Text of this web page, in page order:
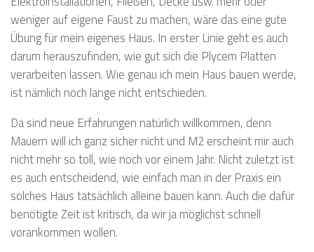
weniger auf eigene Faust zu machen, wäre das eine gute
Übung für mein eigenes Haus. In erster Linie geht es auch
darum herauszufinden, wie gut sich die Plycem Platten
verarbeiten lassen. Wie genau ich mein Haus bauen werde,
ist nämlich noch lange nicht entschieden.
Da sind neue Erfahrungen natürlich willkommen, denn
Mauern will ich ganz sicher nicht und M2 erscheint mir auch
nicht mehr so toll, wie noch vor einem Jahr. Nicht zuletzt ist
es auch entscheidend, wie einfach man in der Praxis ein
solches Haus tatsächlich alleine bauen kann. Auch die dafür
benötigte Zeit ist kritisch, da wir ja möglichst schnell
vorankommen wollen.